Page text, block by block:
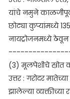
यांचे नमुने
छोट्या कुप्यांमध्ये
नायट्रोजनमध्ये
(3) मूलपेशीचे स्रोत
उत्तर : गरोदर
झालेल्या